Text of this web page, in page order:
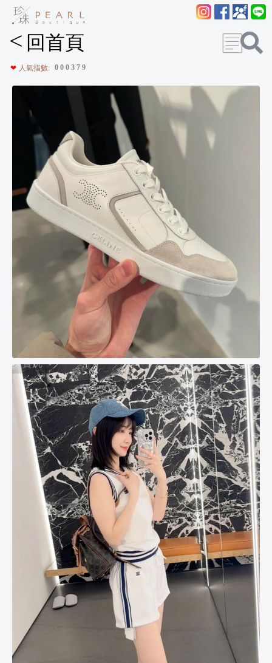
< 回首頁
❤ 人氣指數: 0 0 0 3 7 9